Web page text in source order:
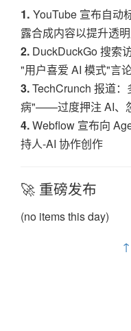
1. YouTube 宣布自动
露合成内容以提升透
2. DuckDuckGo 搜索
"用户喜爱 AI 模式"言
3.TechCrunch 报道
病"——过度押注 AI、
4.Webflow 宣布向
持人-AI 协作创作
🚀 重磅发布
(no items this day)